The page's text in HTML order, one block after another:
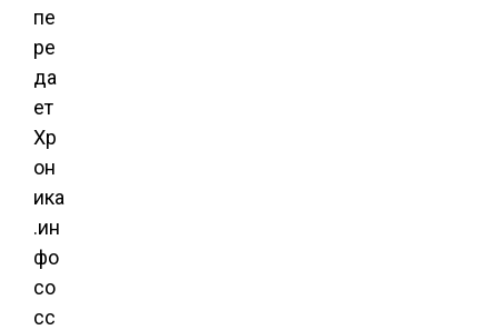
пе
ре
да
ет
Хр
он
ика
.ин
фо
со
сс